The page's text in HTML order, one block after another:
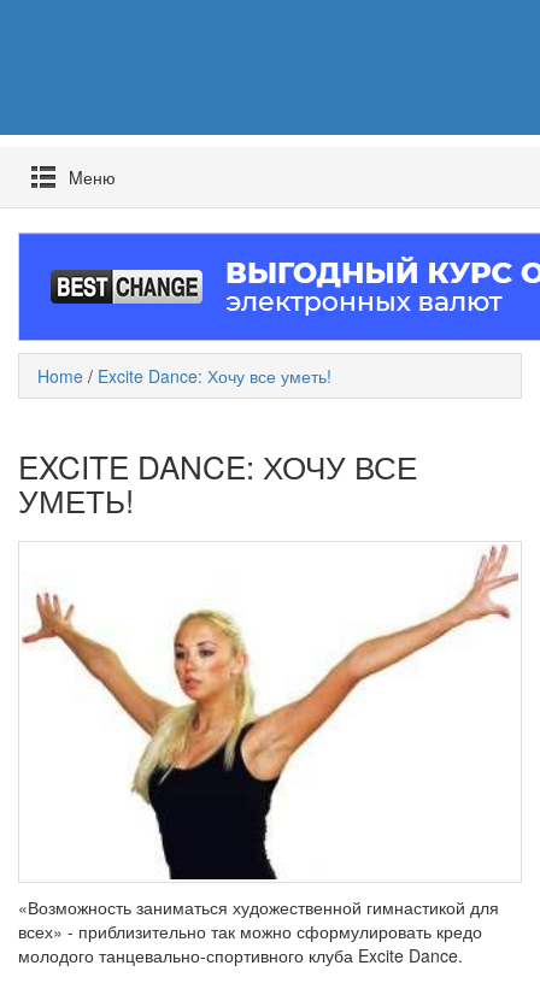
Mеню
Home / Excite Dance: Хочу все уметь!
EXCITE DANCE: ХОЧУ ВСЕ
УМЕТЬ!
«Возможность заниматься художественной гимнастикой для
всех» - приблизительно так можно сформулировать кредо
молодого танцевально-спортивного клуба Excite Dance.